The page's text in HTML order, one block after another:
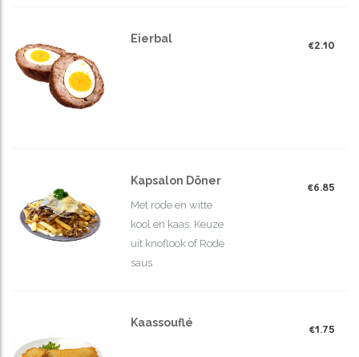
Eierbal
€2.10
Kapsalon Döner
Met rode en witte
kool en kaas. Keuze
uit knoflook of Rode
saus
€6.85
Kaassouflé
€1.75